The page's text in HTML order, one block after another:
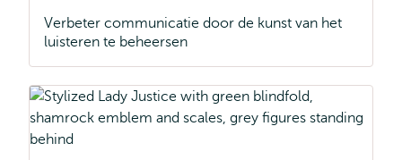
Verbeter communicatie door de kunst van het
luisteren te beheersen